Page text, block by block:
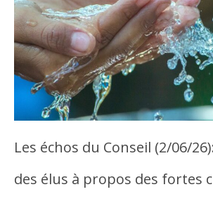
Les échos du Conseil (2/06/
des élus à propos des fortes